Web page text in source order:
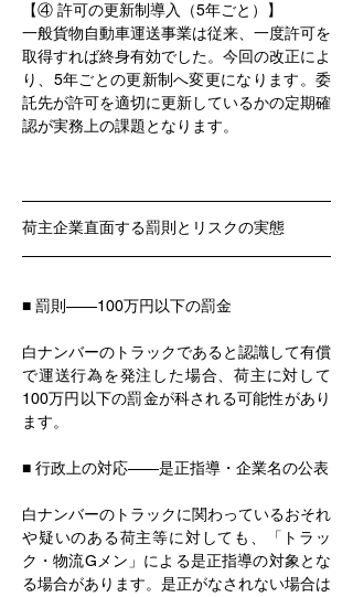
【④ 許可の更新制導入（5年ごと）】
一般貨物自動車運送事業は従来、一度許可を
取得すれば終身有効でした。今回の改正によ
り、5年ごとの更新制へ変更になります。委
託先が許可を適切に更新しているかの定期確
認が実務上の課題となります。
荷主企業直面する罰則とリスクの実態
■ 罰則——100万円以下の罰金
白ナンバーのトラックであると認識して有償
で運送行為を発注した場合、荷主に対して
100万円以下の罰金が科される可能性があり
ます。
■ 行政上の対応——是正指導・企業名の公表
白ナンバーのトラックに関わっているおそれ
や疑いのある荷主等に対しても、「トラッ
ク・物流Gメン」による是正指導の対象とな
る場合があります。是正がなされない場合は